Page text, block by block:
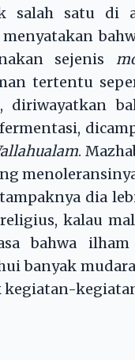
salah satu di
sejenis
tertentu
diriwayatkan
.
dia
kalau
bahwa
banyak